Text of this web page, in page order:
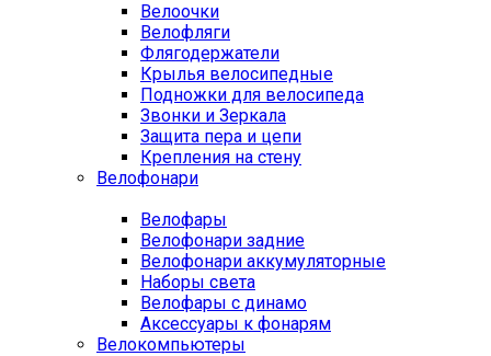
Велоочки
Велофляги
Флягодержатели
Крылья велосипедные
Подножки для велосипеда
Звонки и Зеркала
Защита пера и цепи
Крепления на стену
Велофонари
Велофары
Велофонари задние
Велофонари аккумуляторные
Наборы света
Велофары с динамо
Аксессуары к фонарям
Велокомпьютеры